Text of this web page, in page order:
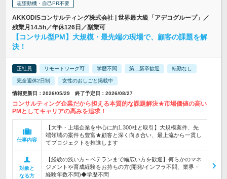
志望動機・自己PR不要
AKKODiSコンサルティング株式会社 | 世界最大級「アデコグループ」／
残業月14.5h／年休126日／副業可
【コンサル型PM】大規模・最先端の現場で、顧客の課題を解
決！
正社員 リモートワーク可 学歴不問 第二新卒歓迎 転勤なし
完全週休2日制 女性のおしごと掲載中
情報更新日：2026/05/29 終了予定日：2026/08/27
コンサルティング企業だから担える本質的な課題解決★市場価値の高い
PMとしてキャリアの高みを追求！
仕事内容
【大手・上場企業を中心に約1,300社と取引】大規模案件、先
端領域の案件も豊富★顧客と深く向き合い、最上流から一貫し
てプロジェクトを推進します
対象と
なる方
【経験の浅い方～ベテランまで幅広い方を歓迎】何らかのマネ
ジメントや育成経験をお持ちの方(開発/インフラ不問、業界・
経験年数不問)◆学歴不問